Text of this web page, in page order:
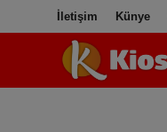
İletişim Künye